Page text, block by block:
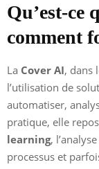
Qu’est-ce
comment
La Cover AI, dans
l’utilisation de
automatiser,
pratique, elle
learning,
processus et